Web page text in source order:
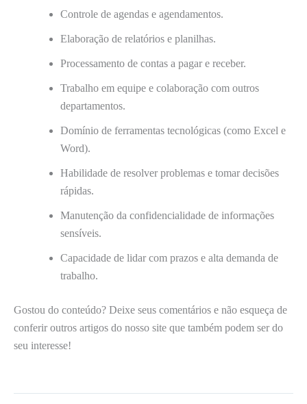
Controle de agendas e agendamentos.
Elaboração de relatórios e planilhas.
Processamento de contas a pagar e receber.
Trabalho em equipe e colaboração com outros
departamentos.
Domínio de ferramentas tecnológicas (como Excel e
Word).
Habilidade de resolver problemas e tomar decisões
rápidas.
Manutenção da confidencialidade de informações
sensíveis.
Capacidade de lidar com prazos e alta demanda de
trabalho.
Gostou do conteúdo? Deixe seus comentários e não esqueça de
conferir outros artigos do nosso site que também podem ser do
seu interesse!